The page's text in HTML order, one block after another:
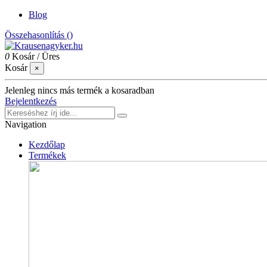
Blog
Összehasonlítás ()
0 Kosár /Üres
Kosár
×
Jelenleg nincs más termék a kosaradban
Bejelentkezés
Navigation
Kezdőlap
Termékek